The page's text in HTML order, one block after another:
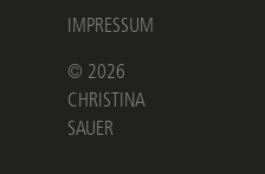
IMPRESSUM
© 2026
CHRISTINA
SAUER